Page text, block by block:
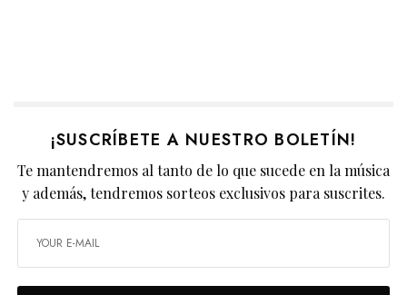
¡SUSCRÍBETE A NUESTRO BOLETÍN!
Te mantendremos al tanto de lo que sucede en la música
y además, tendremos sorteos exclusivos para suscrites.